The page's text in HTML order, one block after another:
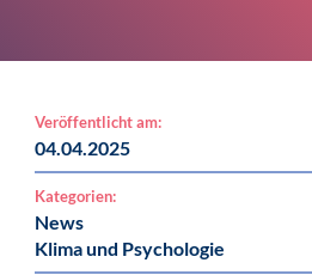
Veröffentlicht am:
04.04.2025
Kategorien:
News
Klima und Psychologie